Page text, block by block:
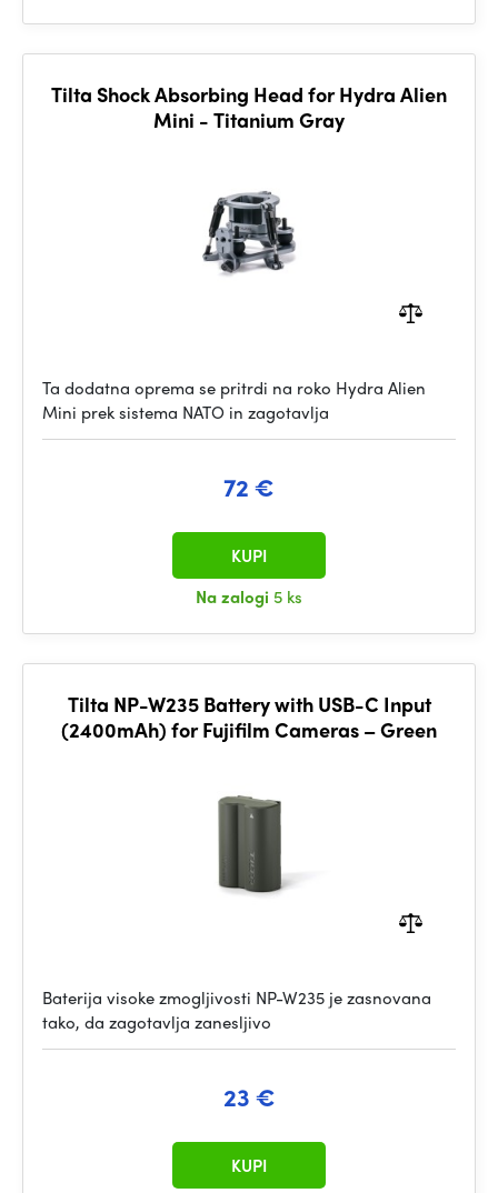
Tilta Shock Absorbing Head for Hydra Alien
Mini - Titanium Gray
Ta dodatna oprema se pritrdi na roko Hydra Alien
Mini prek sistema NATO in zagotavlja
72 €
Na zalogi 5 ks
KUPI
Tilta NP-W235 Battery with USB-C Input
(2400mAh) for Fujifilm Cameras – Green
Baterija visoke zmogljivosti NP-W235 je zasnovana
tako, da zagotavlja zanesljivo
23 €
KUPI